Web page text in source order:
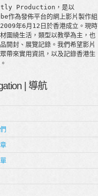
Production，是以
作為發佈平台的網上影片製作組
年6月12日於香港成立。現時
圍繞生活，類型以教學為主，也
開封、展覽記錄。我們希望影片
帶來實用資訊，以及記錄香港生
| 導航